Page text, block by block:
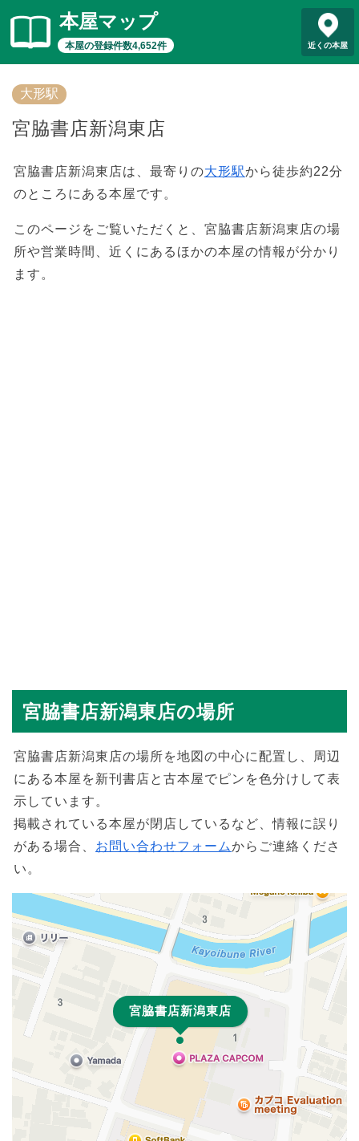
本屋マップ
本屋の登録件数4,652件 近くの本屋
大形駅
宮脇書店新潟東店
宮脇書店新潟東店は、最寄りの大形駅から徒歩約22分
のところにある本屋です。
このページをご覧いただくと、宮脇書店新潟東店の場
所や営業時間、近くにあるほかの本屋の情報が分かり
ます。
宮脇書店新潟東店の場所
宮脇書店新潟東店の場所を地図の中心に配置し、周辺
にある本屋を新刊書店と古本屋でピンを色分けして表
示しています。
掲載されている本屋が閉店しているなど、情報に誤り
がある場合、 お問い合わせフォームからご連絡くださ
い。
宮脇書店新潟東店